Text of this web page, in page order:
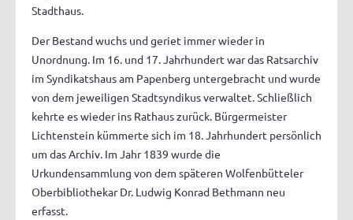
Stadthaus.
Der Bestand wuchs und geriet immer wieder in
Unordnung. Im 16. und 17. Jahrhundert war das Ratsarchiv
im Syndikatshaus am Papenberg untergebracht und wurde
von dem jeweiligen Stadtsyndikus verwaltet. Schließlich
kehrte es wieder ins Rathaus zurück. Bürgermeister
Lichtenstein kümmerte sich im 18. Jahrhundert persönlich
um das Archiv. Im Jahr 1839 wurde die
Urkundensammlung von dem späteren Wolfenbütteler
Oberbibliothekar Dr. Ludwig Konrad Bethmann neu
erfasst.